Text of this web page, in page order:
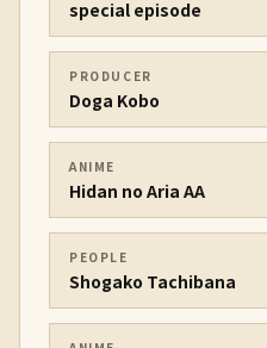
special episode
PRODUCER
Doga Kobo
ANIME
Hidan no Aria AA
PEOPLE
Shogako Tachibana